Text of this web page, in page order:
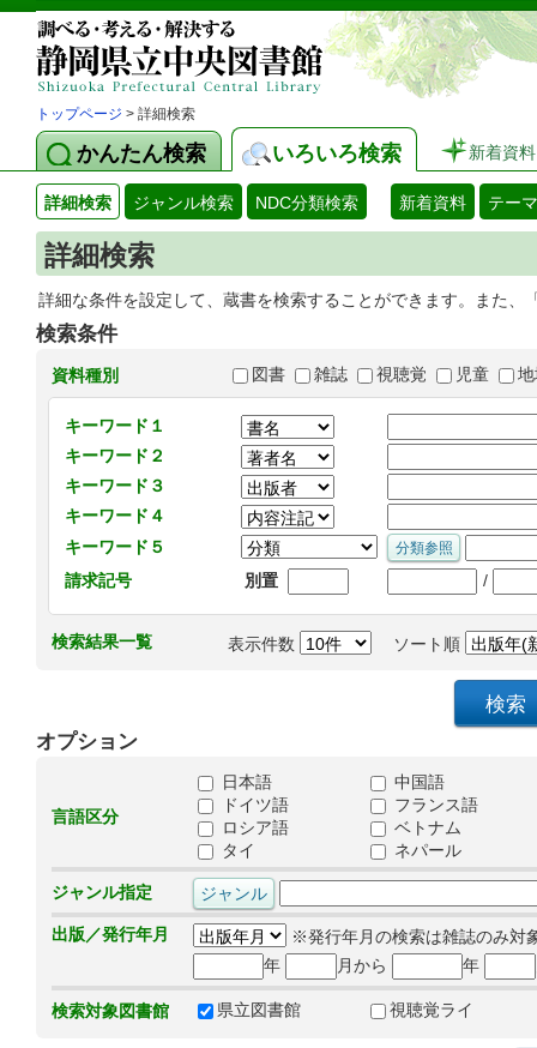
トップページ > 詳細検索
かんたん検索 いろいろ検索 新着資料
詳細検索 ジャンル検索 NDC分類検索 新着資料 テー
詳細検索
詳細な条件を設定して、蔵書を検索することができます。また
検索条件
資料種別 図書 雑誌 視聴覚 児童
キーワード１
キーワード２
キーワード３
キーワード４
キーワード５
請求記号
別置 /
検索結果一覧 表示件数 ソート順
オプション
言語区分
日本語
中国語
ドイツ語
フランス語
ロシア語
ベトナム
タイ
ネパール
ジャンル指定
出版／発行年月
※発行年月の検索は雑誌のみ対
年
月から 年
検索対象図書館 県立図書館 視聴覚ライ